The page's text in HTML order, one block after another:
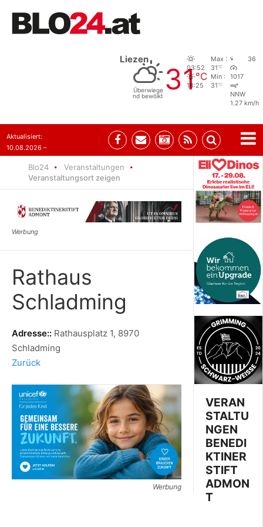
Liezen
Überwiege
nd bewölkt 31°C
03:52
18:25
Max :
31°C
Min :
31°C
36
1017
NNW
1.27 km/h
Aktualisiert:
10.08.2026 –
Blo24
Veranstaltungen
Veranstaltungsort zeigen
Rathaus
Schladming
Adresse:: Rathausplatz 1, 8970
Schladming
Zurück
Werbung
VERAN
STALTU
NGEN
BENEDI
KTINER
STIFT
ADMON
T